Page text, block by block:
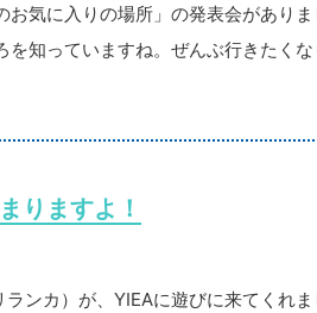
お気に入りの場所」の発表会がありま
を知っていますね。ぜんぶ行きたくな
りますよ！
ンカ）が、YIEAに遊びに来てくれま